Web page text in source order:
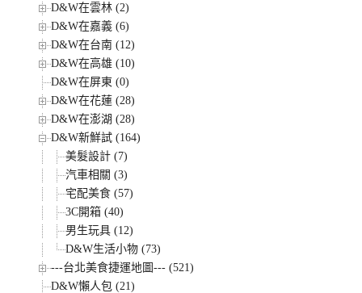
D&W在雲林 (2)
D&W在嘉義 (6)
D&W在台南 (12)
D&W在高雄 (10)
D&W在屏東 (0)
D&W在花蓮 (28)
D&W在澎湖 (28)
D&W新鮮試 (164)
美髮設計 (7)
汽車相關 (3)
宅配美食 (57)
3C開箱 (40)
男生玩具 (12)
D&W生活小物 (73)
---台北美食捷運地圖--- (521)
D&W懶人包 (21)